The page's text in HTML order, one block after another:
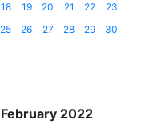
18 19 20 21 22
23
25 26 27 28 29 30
February 2022